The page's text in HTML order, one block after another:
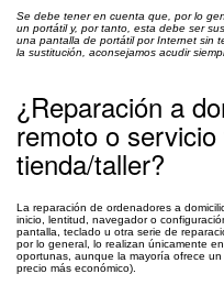
Se debe tener en cuenta que, por lo
un portátil y, por tanto, esta debe ser
una pantalla de portátil por Internet sin
la sustitución, aconsejamos acudir
¿Reparación a
remoto o
tienda/taller?
La reparación de ordenadores a
inicio, lentitud, navegador o
pantalla, teclado u otra serie de
por lo general, lo realizan únicamente
oportunas, aunque la mayoría ofrece
precio más económico).